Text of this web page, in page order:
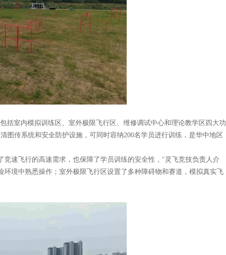
括室内模拟训练区、室外极限飞行区、维修调试中心和理论教学区四大功
图传系统和安全防护设施，可同时容纳200名学员进行训练，是华中地区
速飞行的高速需求，也保障了学员训练的安全性，"灵飞竞技负责人介
境中熟悉操作；室外极限飞行区设置了多种障碍物和赛道，模拟真实飞